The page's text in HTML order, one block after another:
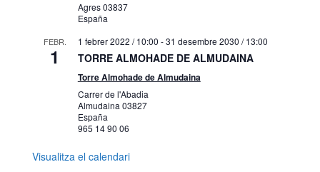
Agres03837
España
FEBR.
1
1 febrer 2022 / 10:00 -31 desembre 2030 / 13:00
TORRE ALMOHADE DE ALMUDAINA
Torre Almohade de Almudaina
Carrer de l'Abadia
Almudaina 03827
España
965 14 90 06
Visualitza el calendari